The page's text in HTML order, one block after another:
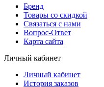
Бренд
Товары со скидкой
Связаться с нами
Вопрос-Ответ
Карта сайта
Личный кабинет
Личный кабинет
История заказов